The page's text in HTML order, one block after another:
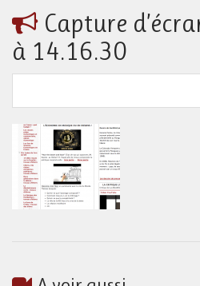
Capture
à 14.16.30